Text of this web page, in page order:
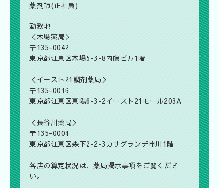
薬剤師(正社員)
勤務地
＜木場薬局＞
〒135-0042
東京都江東区木場5-3-8内藤ビル1階
＜イースト21調剤薬局＞
〒135-0016
東京都江東区東陽6-3-2イースト21モール203A
＜長谷川薬局＞
〒135-0004
東京都江東区森下2-2-3カサグランデ市川1階
各店の算定状況は、 薬局掲示事項をご覧くださ
い。